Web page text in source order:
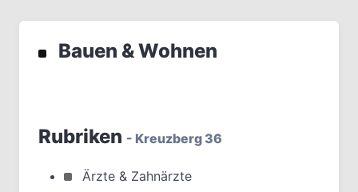
Rubriken - Kreuzberg 36
Ärzte & Zahnärzte
Bauen & Wohnen